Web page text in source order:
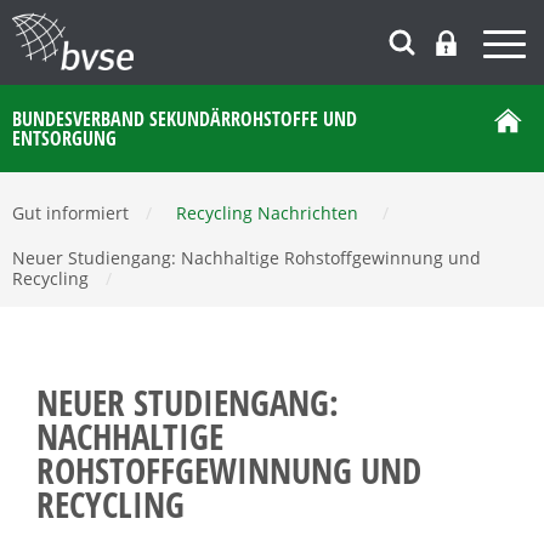
BUNDESVERBAND SEKUNDÄRROHSTOFFE UND
ENTSORGUNG
Gut informiert Recycling Nachrichten
Neuer Studiengang: Nachhaltige Rohstoffgewinnung und
Recycling
NEUER STUDIENGANG:
NACHHALTIGE
ROHSTOFFGEWINNUNG UND
RECYCLING